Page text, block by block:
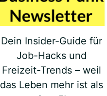
Dein Insider-Guide für
Job-Hacks und
Freizeit-Trends – weil
das Leben mehr ist als